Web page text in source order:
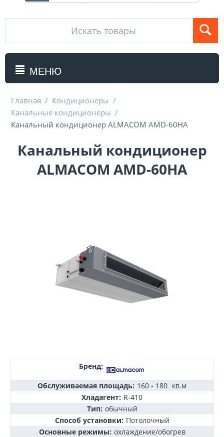
МЕНЮ
Главная / Кондиционеры /
Канальные кондиционеры /
Канальный кондиционер ALMACOM AMD-60HA
Канальный кондиционер
ALMACOM AMD-60HA
Бренд:
Обслуживаемая площадь: 160 - 180 кв.м
Хладагент: R-410
Тип: обычный
Способ установки: Потолочный
Основные режимы: охлаждение/обогрев